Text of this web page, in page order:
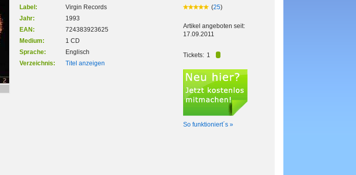
Label:
Virgin Records
Jahr:
1993
EAN:
724383923625
Medium:
1 CD
Sprache:
Englisch
Verzeichnis:
Titel anzeigen
(25)
Artikel angeboten seit:
17.09.2011
Tickets: 1
So funktioniert´s »